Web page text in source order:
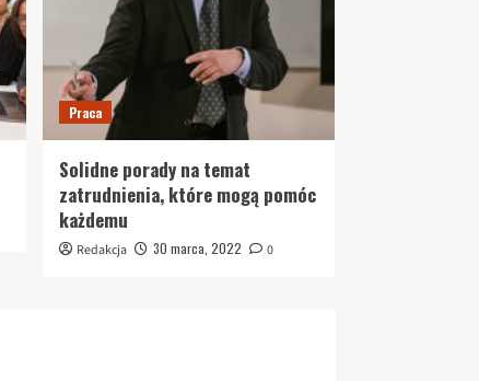
Praca
Solidne porady na temat
zatrudnienia, które mogą pomóc
każdemu
Redakcja 30 marca, 2022 0